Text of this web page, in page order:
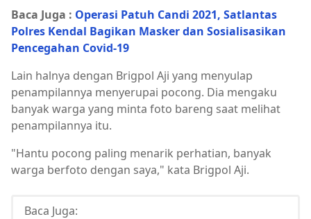
Baca Juga : Operasi Patuh Candi 2021, Satlantas
Polres Kendal Bagikan Masker dan Sosialisasikan
Pencegahan Covid-19
Lain halnya dengan Brigpol Aji yang menyulap
penampilannya menyerupai pocong. Dia mengaku
banyak warga yang minta foto bareng saat melihat
penampilannya itu.
"Hantu pocong paling menarik perhatian, banyak
warga berfoto dengan saya," kata Brigpol Aji.
Baca Juga: